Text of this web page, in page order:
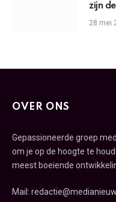
zijn
28 mei
OVER ONS
Gepassioneerde groep
om je op de hoogte te
meest boeiende
Mail: